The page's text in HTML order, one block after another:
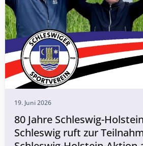
19. Juni 2026
80 Jahre Schleswig-
Schleswig ruft zur